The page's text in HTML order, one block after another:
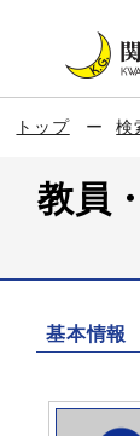
トップ 検
教員
基本情報